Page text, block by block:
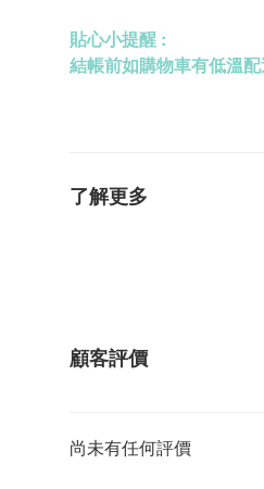
貼心小提醒 :
結帳前如購物車有低溫
了解更多
顧客評價
尚未有任何評價